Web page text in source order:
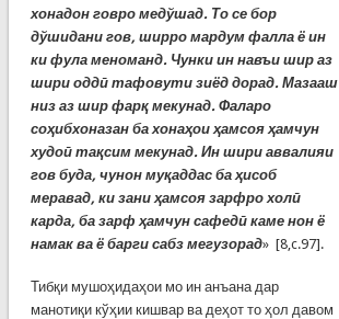
хонадон говро медўшад. То се бор
дўшидани гов, ширро мардум фалла ё ин
ки фула меноманд. Чунки ин навъи шир аз
шири оддӣ тафовути зиёд дорад. Мазааш
низ аз шир фарқ мекунад. Фаларо
соҳибхоназан ба хонаҳои ҳамсоя ҳамчун
худоӣ тақсим мекунад. Ин шири аввалияи
гов буда, чунон муқаддас ба ҳисоб
меравад, ки зани ҳамсоя зарфро холӣ
карда, ба зарф ҳамчун сафедӣ каме нон ё
намак ва ё барги сабз мегузорад» [8,c.97].
Тибқи мушоҳидаҳои мо ин анъана дар
манотиқи кўҳии кишвар ва деҳот то ҳол давом